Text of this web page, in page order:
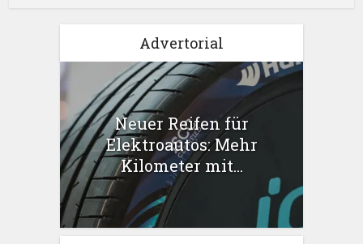
Advertorial
Neuer Reifen für
Elektroautos: Mehr
Kilometer mit...